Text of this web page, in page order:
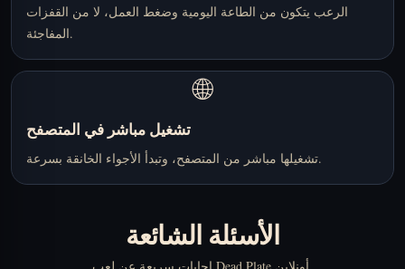
الرعب يتكون من الطاعة اليومية وضغط العمل، لا من القفزات
المفاجئة.
🌐
تشغيل مباشر في المتصفح
تشغيلها مباشر من المتصفح، وتبدأ الأجواء الخانقة بسرعة.
الأسئلة الشائعة